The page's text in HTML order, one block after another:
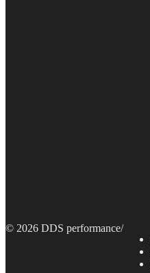
© 2026 DDS performance/